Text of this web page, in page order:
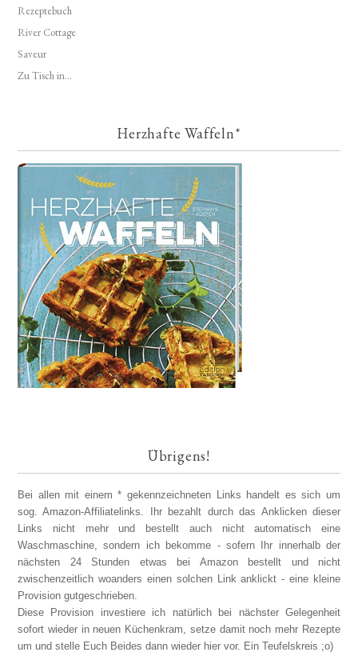
Rezeptebuch
River Cottage
Saveur
Zu Tisch in...
Herzhafte Waffeln*
Übrigens!
Bei allen mit einem * gekennzeichneten Links handelt es sich um
sog. Amazon-Affiliatelinks. Ihr bezahlt durch das Anklicken dieser
Links nicht mehr und bestellt auch nicht automatisch eine
Waschmaschine, sondern ich bekomme - sofern Ihr innerhalb der
nächsten 24 Stunden etwas bei Amazon bestellt und nicht
zwischenzeitlich woanders einen solchen Link anklickt - eine kleine
Provision gutgeschrieben.
Diese Provision investiere ich natürlich bei nächster Gelegenheit
sofort wieder in neuen Küchenkram, setze damit noch mehr Rezepte
um und stelle Euch Beides dann wieder hier vor. Ein Teufelskreis ;o)